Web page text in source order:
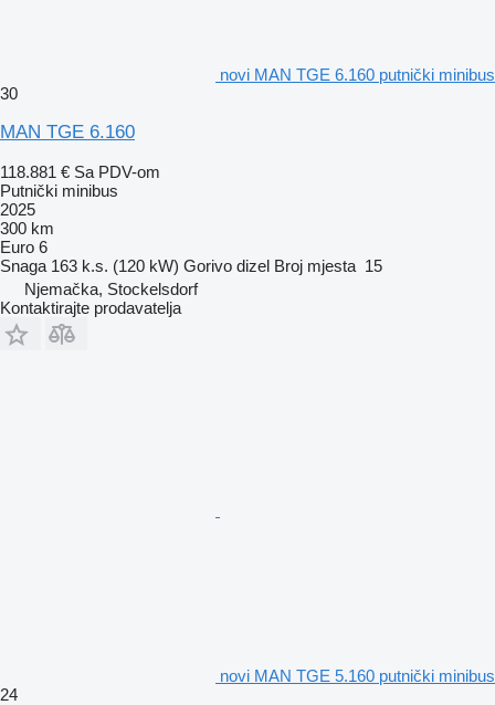
novi MAN TGE 6.160 putnički minibus
30
MAN TGE 6.160
118.881 € Sa PDV-om
Putnički minibus
2025
300 km
Euro 6
Snaga 163 k.s. (120 kW) Gorivo dizel Broj mjesta 15
Njemačka, Stockelsdorf
Kontaktirajte prodavatelja
novi MAN TGE 5.160 putnički minibus
24